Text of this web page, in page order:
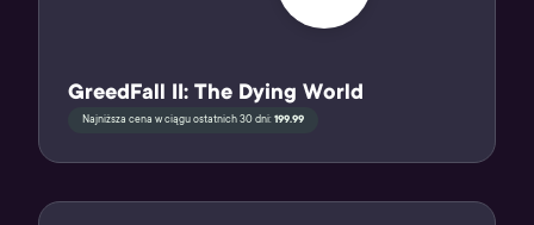
GreedFall II: The Dying World
Najniższa cena w ciągu ostatnich 30 dni: 199.99